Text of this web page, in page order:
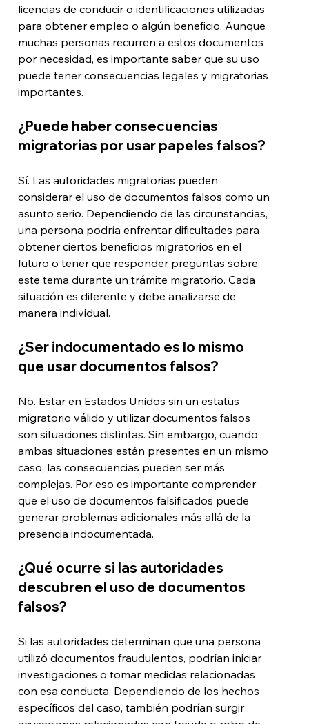
licencias de conducir o identificaciones utilizadas
para obtener empleo o algún beneficio. Aunque
muchas personas recurren a estos documentos
por necesidad, es importante saber que su uso
puede tener consecuencias legales y migratorias
importantes.
¿Puede haber consecuencias
migratorias por usar papeles falsos?
Sí. Las autoridades migratorias pueden
considerar el uso de documentos falsos como un
asunto serio. Dependiendo de las circunstancias,
una persona podría enfrentar dificultades para
obtener ciertos beneficios migratorios en el
futuro o tener que responder preguntas sobre
este tema durante un trámite migratorio. Cada
situación es diferente y debe analizarse de
manera individual.
¿Ser indocumentado es lo mismo
que usar documentos falsos?
No. Estar en Estados Unidos sin un estatus
migratorio válido y utilizar documentos falsos
son situaciones distintas. Sin embargo, cuando
ambas situaciones están presentes en un mismo
caso, las consecuencias pueden ser más
complejas. Por eso es importante comprender
que el uso de documentos falsificados puede
generar problemas adicionales más allá de la
presencia indocumentada.
¿Qué ocurre si las autoridades
descubren el uso de documentos
falsos?
Si las autoridades determinan que una persona
utilizó documentos fraudulentos, podrían iniciar
investigaciones o tomar medidas relacionadas
con esa conducta. Dependiendo de los hechos
específicos del caso, también podrían surgir